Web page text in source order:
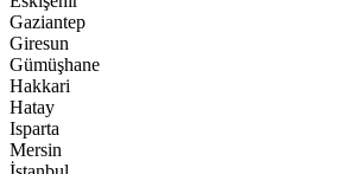
Gaziantep
Giresun
Gümüşhane
Hakkari
Hatay
Isparta
Mersin